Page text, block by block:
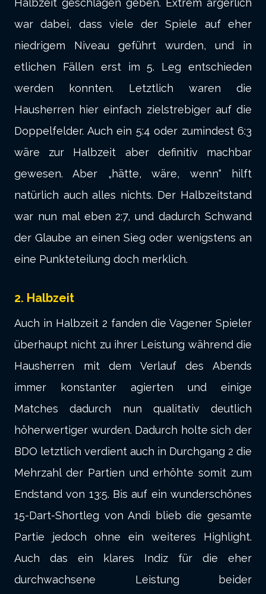
Halbzeit geschlagen geben. Extrem ärgerlich
war dabei, dass viele der Spiele auf eher
niedrigem Niveau geführt wurden, und in
etlichen Fällen erst im 5. Leg entschieden
werden konnten. Letztlich waren die
Hausherren hier einfach zielstrebiger auf die
Doppelfelder. Auch ein 5:4 oder zumindest 6:3
wäre zur Halbzeit aber definitiv machbar
gewesen. Aber „hätte, wäre, wenn“ hilft
natürlich auch alles nichts. Der Halbzeitstand
war nun mal eben 2:7, und dadurch Schwand
der Glaube an einen Sieg oder wenigstens an
eine Punkteteilung doch merklich.
2. Halbzeit
Auch in Halbzeit 2 fanden die Vagener Spieler
überhaupt nicht zu ihrer Leistung während die
Hausherren mit dem Verlauf des Abends
immer konstanter agierten und einige
Matches dadurch nun qualitativ deutlich
höherwertiger wurden. Dadurch holte sich der
BDO letztlich verdient auch in Durchgang 2 die
Mehrzahl der Partien und erhöhte somit zum
Endstand von 13:5. Bis auf ein wunderschönes
15-Dart-Shortleg von Andi blieb die gesamte
Partie jedoch ohne ein weiteres Highlight.
Auch das ein klares Indiz für die eher
durchwachsene Leistung beider